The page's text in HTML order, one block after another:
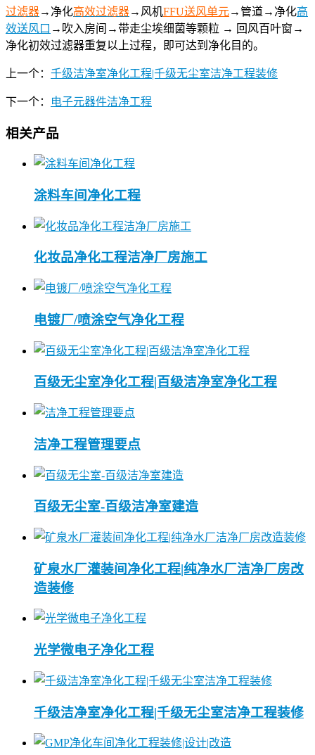
过滤器→净化高效过滤器→风机FFU送风单元→管道→净化高
效送风口 →吹入房间→带走尘埃细菌等颗粒 → 回风百叶窗→
净化初效过滤器重复以上过程，即可达到净化目的。
上一个： 千级洁净室净化工程|千级无尘室洁净工程装修
下一个： 电子元器件洁净工程
相关产品
涂料车间净化工程
化妆品净化工程洁净厂房施工
电镀厂/喷涂空气净化工程
百级无尘室净化工程|百级洁净室净化工程
洁净工程管理要点
百级无尘室-百级洁净室建造
矿泉水厂灌装间净化工程|纯净水厂洁净厂房改
造装修
光学微电子净化工程
千级洁净室净化工程|千级无尘室洁净工程装修